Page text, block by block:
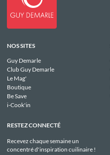
NOS SITES
Guy Demarle
Club Guy Demarle
Le Mag'
Boutique
Be Save
i-Cook'in
RESTEZ CONNECTÉ
Recevez chaque semaine un
concentré d'inspiration cuilinaire !